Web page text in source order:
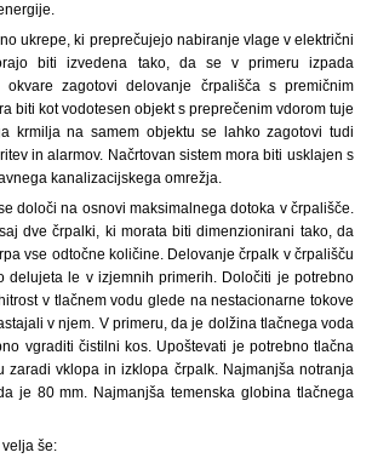
ukrepe, ki preprečujejo nabiranje vlage v električni
biti izvedena tako, da se v primeru izpada
zagotovi delovanje črpališča s premičnim
biti kot vodotesen objekt s preprečenim vdorom tuje
krmilja na samem objektu se lahko zagotovi tudi
in alarmov. Načrtovan sistem mora biti usklajen s
kanalizacijskega omrežja.
določi na osnovi maksimalnega dotoka v črpališče.
dve črpalki, ki morata biti dimenzionirani tako, da
vse odtočne količine. Delovanje črpalk v črpališču
delujeta le v izjemnih primerih. Določiti je potrebno
v tlačnem vodu glede na nestacionarne tokove
v njem. V primeru, da je dolžina tlačnega voda
vgraditi čistilni kos. Upoštevati je potrebno tlačna
zaradi vklopa in izklopa črpalk. Najmanjša notranja
je 80 mm. Najmanjša temenska globina tlačnega
še: